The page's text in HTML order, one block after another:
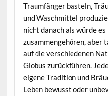
Traumfänger basteln,
und Waschmittel
nicht danach als würde
zusammengehören, aber
auf die verschiedenen
Globus zurückführen.
eigene Tradition und
Leben bewusst oder